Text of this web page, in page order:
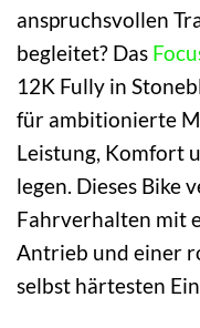
anspruchsvollen
begleitet? Das
12K Fully in
für ambitionierte
Leistung, Komfort
legen. Dieses Bike
Fahrverhalten mit
Antrieb und einer
selbst härtesten